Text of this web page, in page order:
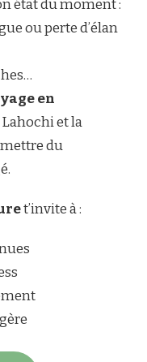
état du moment :
ou perte d’élan
en
et la
du
t’invite à :